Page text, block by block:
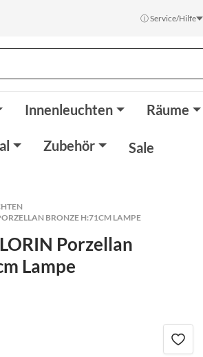
ⓘ Service/Hilfe
Innenleuchten Räume
Zubehör Sale
BRONZE H:71CM LAMPE
Porzellan
Lampe